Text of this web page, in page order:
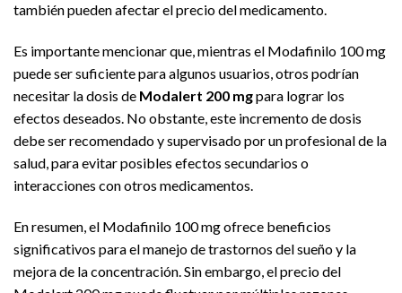
también pueden afectar el precio del medicamento.
Es importante mencionar que, mientras el Modafinilo 100 mg
puede ser suficiente para algunos usuarios, otros podrían
necesitar la dosis de Modalert 200 mgpara lograr los
efectos deseados. No obstante, este incremento de dosis
debe ser recomendado y supervisado por un profesional de la
salud, para evitar posibles efectos secundarios o
interacciones con otros medicamentos.
En resumen, el Modafinilo 100 mg ofrece beneficios
significativos para el manejo de trastornos del sueño y la
mejora de la concentración. Sin embargo, el precio del